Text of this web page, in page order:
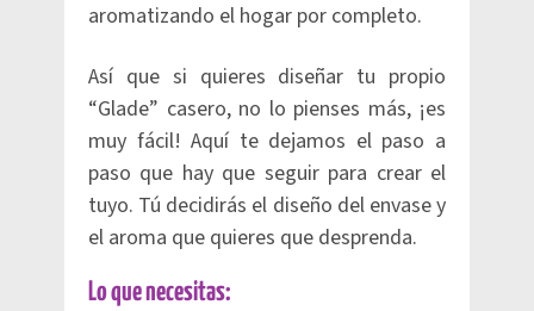
aromatizando el hogar por completo.
Así que si quieres diseñar tu propio
“Glade” casero, no lo pienses más, ¡es
muy fácil! Aquí te dejamos el paso a
paso que hay que seguir para crear el
tuyo. Tú decidirás el diseño del envase y
el aroma que quieres que desprenda.
Lo que necesitas: